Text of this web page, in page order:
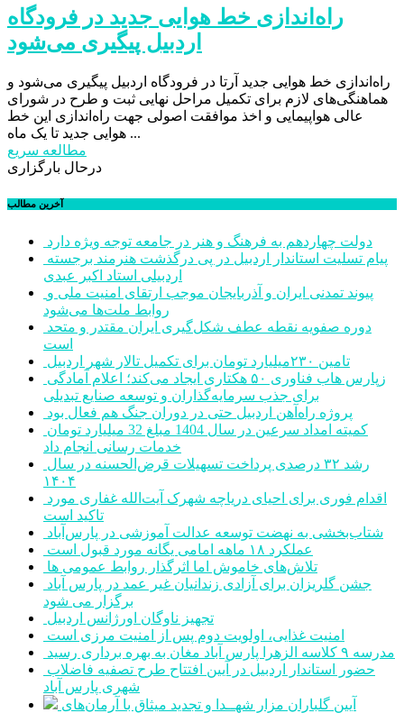
راه‌اندازی خط هوایی جدید در فرودگاه
اردبیل پیگیری می‌شود
راه‌اندازی خط هوایی جدید آرتا در فرودگاه اردبیل پیگیری می‌شود و
هماهنگی‌های لازم برای تکمیل مراحل نهایی ثبت و طرح در شورای
عالی هواپیمایی و اخذ موافقت اصولی جهت راه‌اندازی این خط
هوایی جدید تا یک ماه ...
مطالعه سریع
درحال بارگزاری
آخرین مطالب
دولت چهاردهم به فرهنگ و هنر در جامعه توجه ویژه دارد
اردبیلی استاد اکبر عبدی
روابط ملت‌ها می‌شود
است
تامین ۲۳۰میلیارد تومان برای تکمیل تالار شهر اردبیل
برای جذب سرمایه‌گذاران و توسعه صنایع تبدیلی
پروژه راه‌آهن اردبیل حتی در دوران جنگ هم فعال بود
خدمات رسانی انجام داد
۱۴۰۴
تاکید است
شتاب‌بخشی به نهضت توسعه عدالت آموزشی در پارس‌آباد
عملکرد ۱۸ ماهه امامی یگانه مورد قبول است
تلاش‌های خاموش اما اثرگذار روابط عمومی ها
برگزار می شود
تجهیز ناوگان اورژانس اردبیل
امنیت غذایی، اولویت دوم پس از امنیت مرزی است
مدرسه ۹ کلاسه الزهرا پارس آباد مغان به بهره برداری رسید
شهری پارس آباد